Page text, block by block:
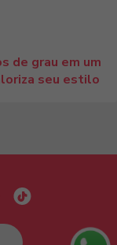
de grau em um
seu estilo